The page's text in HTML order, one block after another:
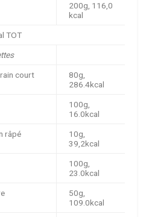
200g, 116,0
kcal
TOT
court
80g,
286.4kcal
100g,
16.0kcal
râpé
10g,
39,2kcal
100g,
23.0kcal
50g,
109.0kcal